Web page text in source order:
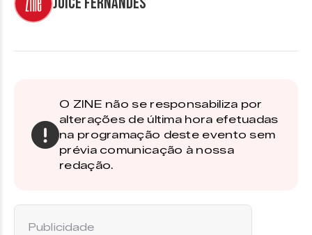
O ZINE não se responsabiliza por
alterações de última hora efetuadas
na programação deste evento sem
prévia comunicação à nossa
redação.
Publicidade